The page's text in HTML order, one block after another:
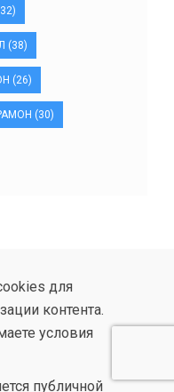
(38)
(26)
(30)
для
контента.
условия
публичной